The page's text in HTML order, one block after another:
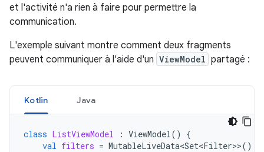
et l'activité n'a rien à faire pour permettre la
communication.
L'exemple suivant montre comment deux fragments
peuvent communiquer à l'aide d'un ViewModel partagé :
Kotlin Java
class ListViewModel : ViewModel()
{
val filters = MutableLiveData<Set<Filter>>()